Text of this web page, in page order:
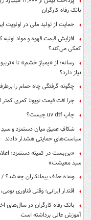
بانک رفاه کارگران
حمایت از تولید ملی در اولویت
افزایش قیمت قهوه و مواد
کمکی می‌کند؟
رسانه؛ از «پمپاژِ خشم» تا
نیاز دارد؟
چگونه گرفتگی چاه حمام را
چرا افت قیمت تویوتا کمری
چاپ uv dtf چیست؟
شکافِ عمیق میان دستمزد و
سیاست‌هایِ حمایتی هشدار دادند
«بن‌بست در کمیته دستمزد؛
سبد معیشت»
وعده حذف پیمانکاران چه شد؟
اقتدار ایرانی؛ وقتی فناوری
بانک رفاه کارگران در سال‌های
آموزش عالی برداشته است